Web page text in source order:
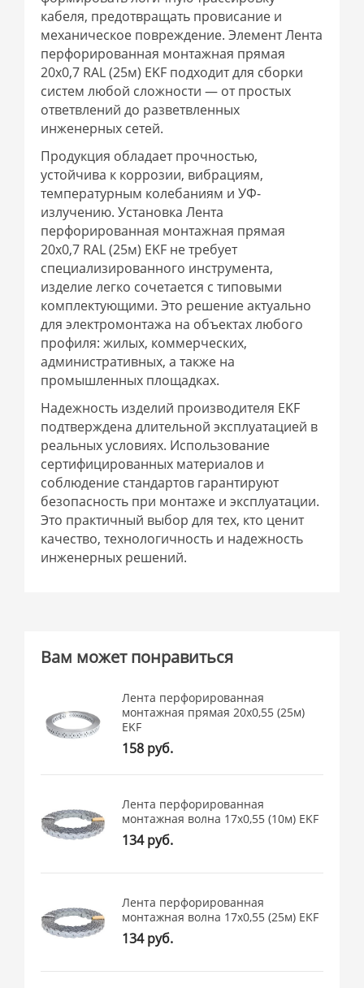
кабеля, предотвращать провисание и
механическое повреждение. Элемент Лента
перфорированная монтажная прямая
20х0,7 RAL (25м) EKF подходит для сборки
систем любой сложности — от простых
ответвлений до разветвленных
инженерных сетей.
Продукция обладает прочностью,
устойчива к коррозии, вибрациям,
температурным колебаниям и УФ-
излучению. Установка Лента
перфорированная монтажная прямая
20х0,7 RAL (25м) EKF не требует
специализированного инструмента,
изделие легко сочетается с типовыми
комплектующими. Это решение актуально
для электромонтажа на объектах любого
профиля: жилых, коммерческих,
административных, а также на
промышленных площадках.
Надежность изделий производителя EKF
подтверждена длительной эксплуатацией в
реальных условиях. Использование
сертифицированных материалов и
соблюдение стандартов гарантируют
безопасность при монтаже и эксплуатации.
Это практичный выбор для тех, кто ценит
качество, технологичность и надежность
инженерных решений.
Вам может понравиться
Лента перфорированная
монтажная прямая 20х0,55 (25м)
EKF
158 руб.
Лента перфорированная
монтажная волна 17х0,55 (10м) EKF
134 руб.
Лента перфорированная
монтажная волна 17х0,55 (25м) EKF
134 руб.